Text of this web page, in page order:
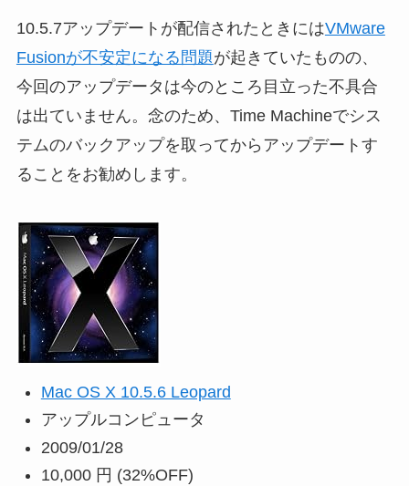
10.5.7アップデートが配信されたときにはVMware
Fusionが不安定になる問題が起きていたものの、
今回のアップデータは今のところ目立った不具合
は出ていません。念のため、Time Machineでシス
テムのバックアップを取ってからアップデートす
ることをお勧めします。
Mac OS X 10.5.6 Leopard
アップルコンピュータ
2009/01/28
10,000 円 (32%OFF)